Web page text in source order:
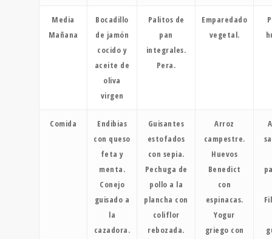
Media
Mañana
Bocadillo
de jamón
cocido y
aceite de
oliva
virgen
Palitos de
pan
integrales.
Pera.
Emparedado
vegetal.
Comida
Endibias
con queso
feta y
menta.
Conejo
guisado a
la
cazadora.
Guisantes
estofados
con sepia.
Pechuga de
pollo a la
plancha con
coliflor
rebozada.
Arroz
campestre.
Huevos
Benedict
con
espinacas.
Yogur
griego con